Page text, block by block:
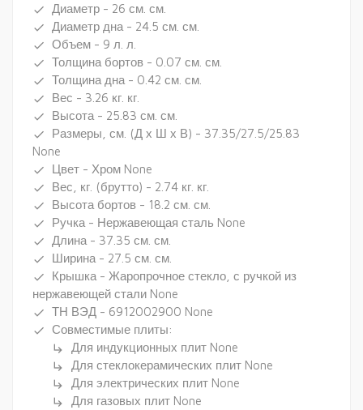
done Диаметр - 26 см. см.
done Диаметр дна - 24.5 см. см.
done Объем - 9 л. л.
done Толщина бортов - 0.07 см. см.
done Толщина дна - 0.42 см. см.
done Вес - 3.26 кг. кг.
done Высота - 25.83 см. см.
done
Размеры, см. (Д х Ш х В) - 37.35/27.5/25.83
None
done Цвет - Хром None
done Вес, кг. (брутто) - 2.74 кг. кг.
done Высота бортов - 18.2 см. см.
done Ручка - Нержавеющая сталь None
done Длина - 37.35 см. см.
done Ширина - 27.5 см. см.
done
Крышка - Жаропрочное стекло, с ручкой из
нержавеющей стали None
done ТН ВЭД - 6912002900 None
done Совместимые плиты:
subdirectory_arrow_right Для индукционных плит None
subdirectory_arrow_right Для стеклокерамических плит None
subdirectory_arrow_right Для электрических плит None
subdirectory_arrow_right Для газовых плит None